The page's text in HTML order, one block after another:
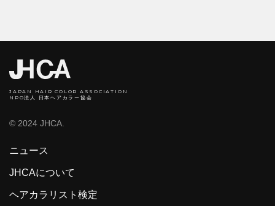
JAPAN HAIR COLOR ASSOCIATION
NPO法人 日本ヘアカラー協会
© 2024 JHCA.
ニュース
JHCAについて
ヘアカラリスト検定